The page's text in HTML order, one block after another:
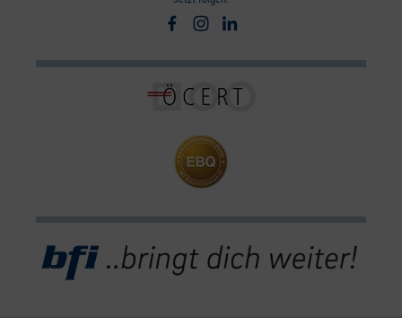
Facebook
Instagram
Linkedin